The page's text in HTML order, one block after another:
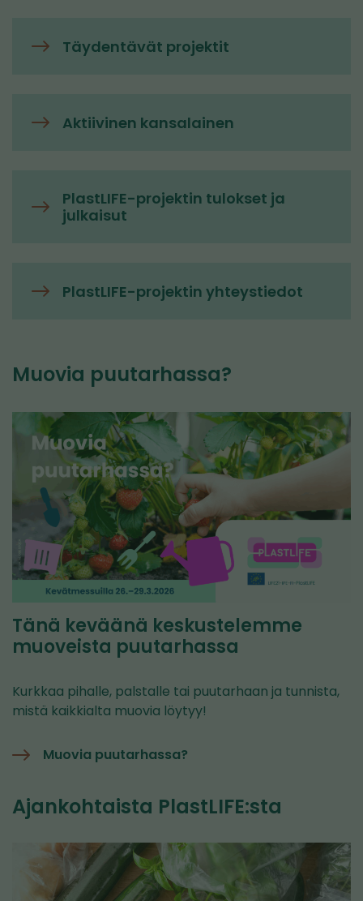
Täydentävät projektit
Aktiivinen kansalainen
PlastLIFE-projektin tulokset ja
julkaisut
PlastLIFE-projektin yhteystiedot
Muovia puutarhassa?
Tänä keväänä keskustelemme
muoveista puutarhassa
Kurkkaa pihalle, palstalle tai puutarhaan ja tunnista,
mistä kaikkialta muovia löytyy!
Muovia puutarhassa?
Ajankohtaista PlastLIFE:sta